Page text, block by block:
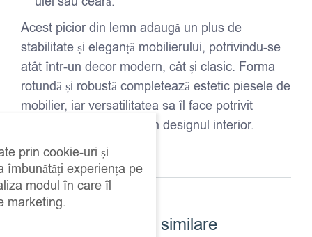
Acest picior din lemn adaugă un plus de
stabilitate și eleganță mobilierului, potrivindu-se
atât într-un decor modern, cât și clasic. Forma
rotundă și robustă completează estetic piesele de
mobilier, iar versatilitatea sa îl face potrivit
pentru diverse aplicații în designul interior.
Produse similare
prin cookie-uri și
îmbunătăți experiența pe
modul în care îl
marketing.